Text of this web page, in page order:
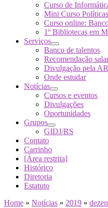
Curso de
Mini Curso
Curso online:
1º Bibliotecas em
Serviços
Banco de talentos
Recomendação
Divulgação pela
Onde estudar
Notícias
Cursos e eventos
Divulgações
Oportunidades
Grupos
GIDJ/RS
Contato
Carrinho
[Área restrita]
Histórico
Diretoria
Estatuto
Home » Notícias » 2019 »